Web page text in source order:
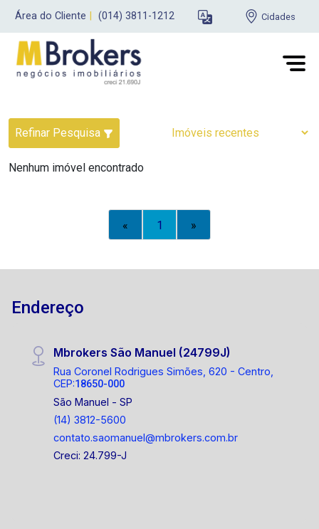
Área do Cliente (014) 3811-1212 Cidades
Refinar Pesquisa
Nenhum imóvel encontrado
« 1 »
Endereço
Mbrokers São Manuel (24799J)
Rua Coronel Rodrigues Simões, 620 - Centro,
CEP:18650-000
São Manuel - SP
(14) 3812-5600
contato.saomanuel@mbrokers.com.br
Creci: 24.799-J